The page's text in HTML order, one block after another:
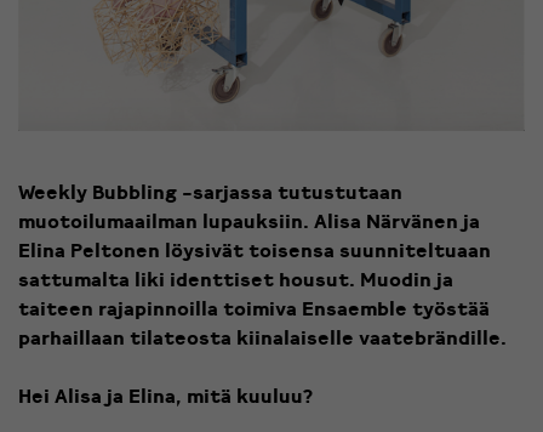
Weekly Bubbling -sarjassa tutustutaan
muotoilumaailman lupauksiin. Alisa Närvänen ja
Elina Peltonen löysivät toisensa suunniteltuaan
sattumalta liki identtiset housut. Muodin ja
taiteen rajapinnoilla toimiva Ensaemble työstää
parhaillaan tilateosta kiinalaiselle vaatebrändille.
Hei Alisa ja Elina, mitä kuuluu?